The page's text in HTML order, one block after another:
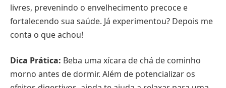
livres, prevenindo o envelhecimento precoce e
fortalecendo sua saúde. Já experimentou? Depois me
conta o que achou!
Dica Prática: Beba uma xícara de chá de cominho
morno antes de dormir. Além de potencializar os